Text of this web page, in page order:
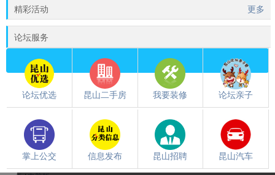
精彩活动 更多
论坛服务
论坛优选 昆山二手房 我要装修 论坛亲子
掌上公交 信息发布 昆山招聘 昆山汽车